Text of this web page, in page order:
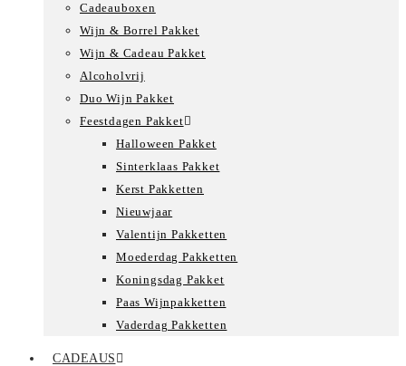
Cadeauboxen
Wijn & Borrel Pakket
Wijn & Cadeau Pakket
Alcoholvrij
Duo Wijn Pakket
Feestdagen Pakket
Halloween Pakket
Sinterklaas Pakket
Kerst Pakketten
Nieuwjaar
Valentijn Pakketten
Moederdag Pakketten
Koningsdag Pakket
Paas Wijnpakketten
Vaderdag Pakketten
CADEAUS